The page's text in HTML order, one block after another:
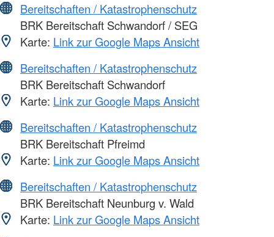
Bereitschaften / Katastrophenschutz
BRK Bereitschaft Schwandorf / SEG
Karte: Link zur Google Maps Ansicht
Bereitschaften / Katastrophenschutz
BRK Bereitschaft Schwandorf
Karte: Link zur Google Maps Ansicht
Bereitschaften / Katastrophenschutz
BRK Bereitschaft Pfreimd
Karte: Link zur Google Maps Ansicht
Bereitschaften / Katastrophenschutz
BRK Bereitschaft Neunburg v. Wald
Karte: Link zur Google Maps Ansicht